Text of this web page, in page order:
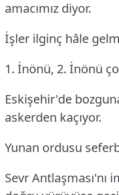
amacımız diyor.
İşler ilginç hâle
1. İnönü, 2. İnönü
Eskişehir'de
askerden kaçıyor.
Yunan ordusu
Sevr Antlaşması'nı